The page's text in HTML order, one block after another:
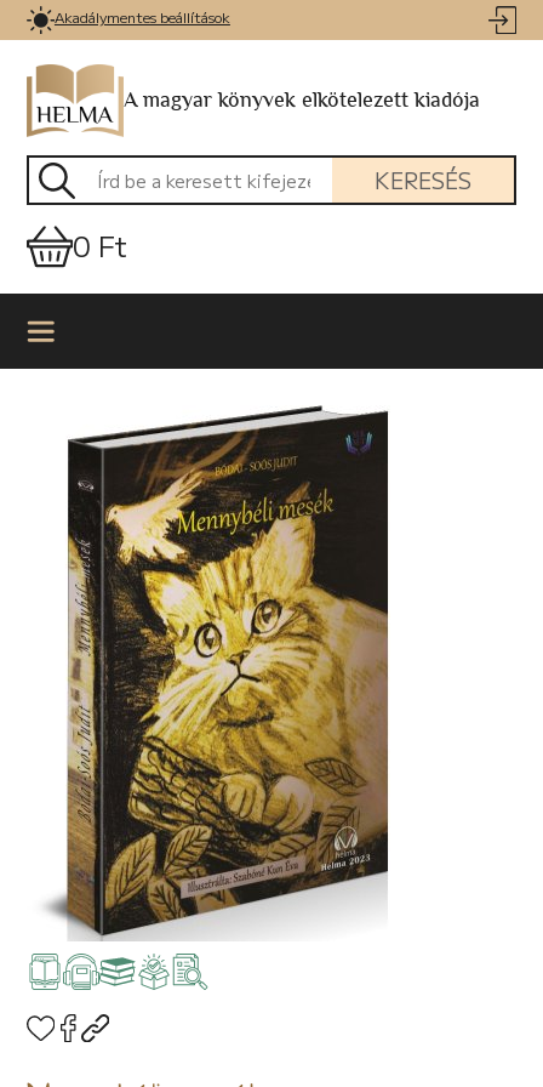
Akadálymentes beállítások
A magyar könyvek elkötelezett kiadója
KERESÉS
0 Ft